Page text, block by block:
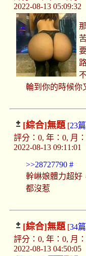
2022-08-13 05:09:32
輪到你的時候你
[綜合]無題[23
評分：0, 年：0, 月
2022-08-13 09:11:01
>>28727790#
幹崊娘體力超好
都沒惹
[綜合]無題[34
評分：0, 年：0, 月
2022-08-13 04:50:05